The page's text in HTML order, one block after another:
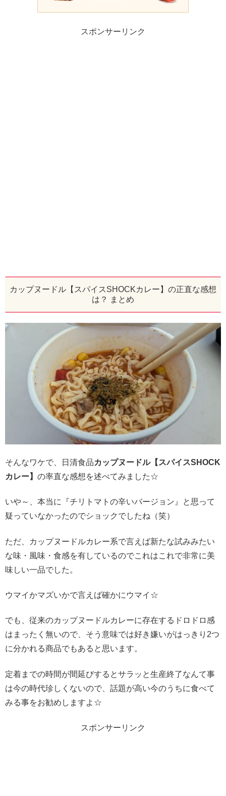
スポンサーリンク
カップヌードル【スパイスSHOCKカレー】の正直な感想
は？ まとめ
そんなワケで、日清食品カップヌードル【スパイスSHOCK
カレー】 の率直な感想を述べてみました☆
いや～、本当に『チリトマトの辛いバージョン』と思って
疑っていなかったのでショックでしたね（笑）
ただ、カップヌードルカレー系で言えば新たな試みみたい
な味・風味・食感を有しているのでこれはこれで非常に美
味しい一品でした。
ウマイかマズいかで言えば確かにウマイ☆
でも、従来のカップヌードルカレーに存在するドロドロ感
はまったく無いので、そう意味では好き嫌いがはっきり2つ
に分かれる商品でもあると思います。
定着までの時間が間延びするとサラッと生産終了なんて事
は今の時代珍しくないので、話題が高い今のうちに食べて
みる事をお勧めしますよ☆
スポンサーリンク